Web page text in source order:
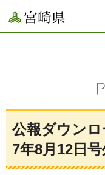
宮崎県
公報ダウン
7年8月12日号